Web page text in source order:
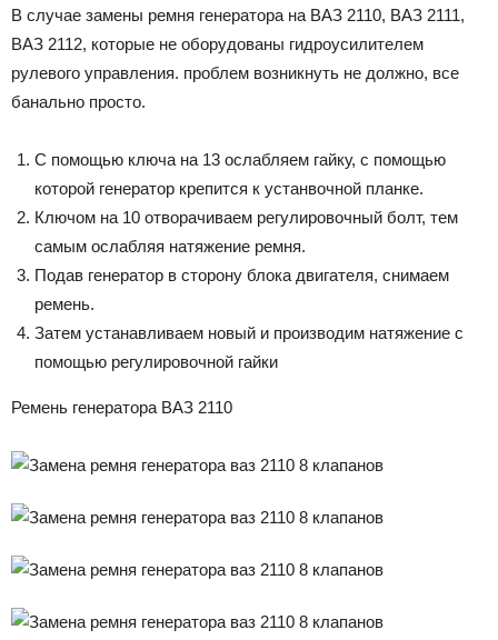
В случае замены ремня генератора на ВАЗ 2110, ВАЗ 2111,
ВАЗ 2112, которые не оборудованы гидроусилителем
рулевого управления. проблем возникнуть не должно, все
банально просто.
С помощью ключа на 13 ослабляем гайку, с помощью
которой генератор крепится к устанвочной планке.
Ключом на 10 отворачиваем регулировочный болт, тем
самым ослабляя натяжение ремня.
Подав генератор в сторону блока двигателя, снимаем
ремень.
Затем устанавливаем новый и производим натяжение с
помощью регулировочной гайки
Ремень генератора ВАЗ 2110